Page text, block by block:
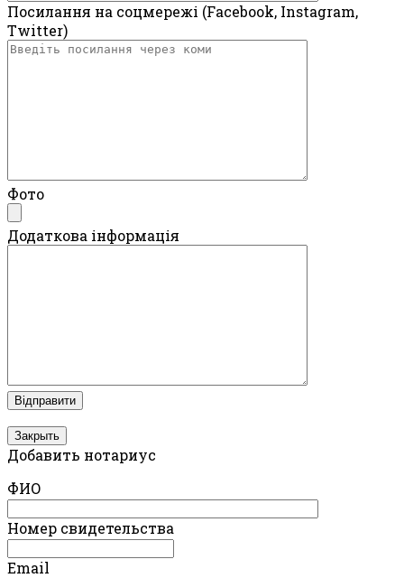
Посилання на соцмережі (Facebook, Instagram,
Twitter)
Фото
Додаткова інформація
Закрыть
Добавить нотариус
ФИО
Номер свидетельства
Email